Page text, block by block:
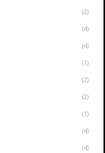
(2)
(4)
(4)
(1)
(2)
(2)
(1)
(4)
(4)